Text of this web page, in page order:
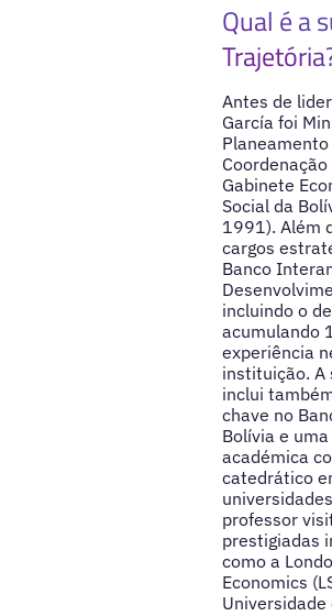
Qual é a
Antes de
García foi
Planeamento
Gabinete
Social da
1991). Além
cargos
Banco
incluindo o
acumulando
experiência
instituição. A
inclui
chave no
Bolívia e
académica
catedrático
professor
prestigiadas
como a
Economics
Universidade